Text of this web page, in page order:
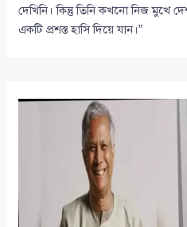
দেখিনি। কিন্তু তিনি কখনো নিজ মুখে
একটি প্রশস্ত হাসি দিয়ে যান।”